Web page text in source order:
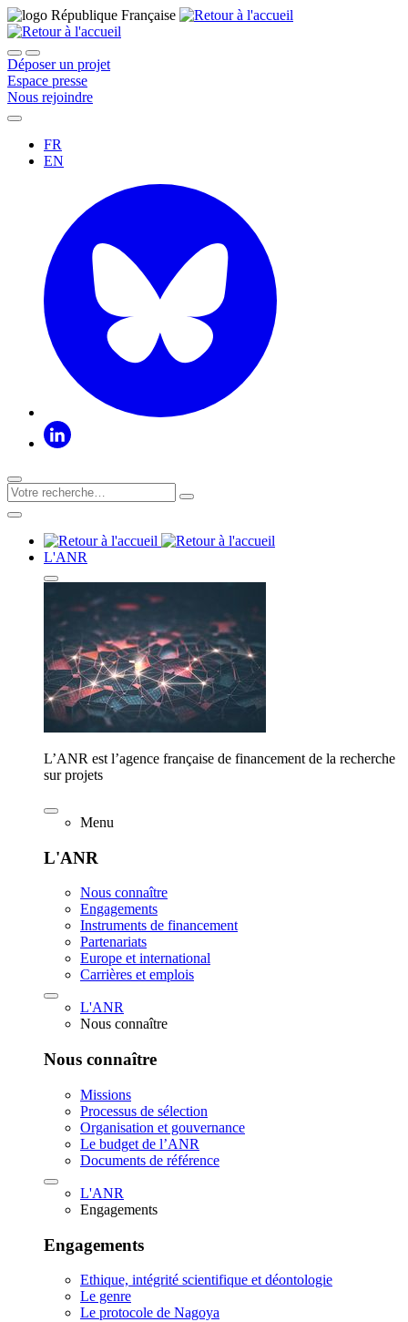
Déposer un projet
Espace presse
Nous rejoindre
FR
EN
L'ANR
L’ANR est l’agence française de financement de la recherche
sur projets
Menu
L'ANR
Nous connaître
Engagements
Instruments de financement
Partenariats
Europe et international
Carrières et emplois
L'ANR
Nous connaître
Nous connaître
Missions
Processus de sélection
Organisation et gouvernance
Le budget de l’ANR
Documents de référence
L'ANR
Engagements
Engagements
Ethique, intégrité scientifique et déontologie
Le genre
Le protocole de Nagoya